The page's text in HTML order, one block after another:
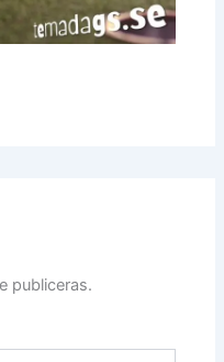
publiceras.